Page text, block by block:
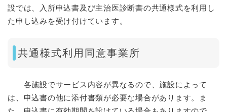
設では、入所申込書及び主治医診断書の共通様式を利用し
た申し込みを受け付けています。
共通様式利用同意事業所
各施設でサービス内容が異なるので、施設によって
は、申込書の他に添付書類が必要な場合があります。ま